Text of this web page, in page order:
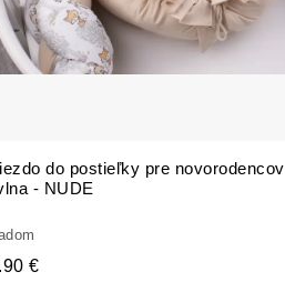
do postieľky pre novorodencov
- NUDE
€